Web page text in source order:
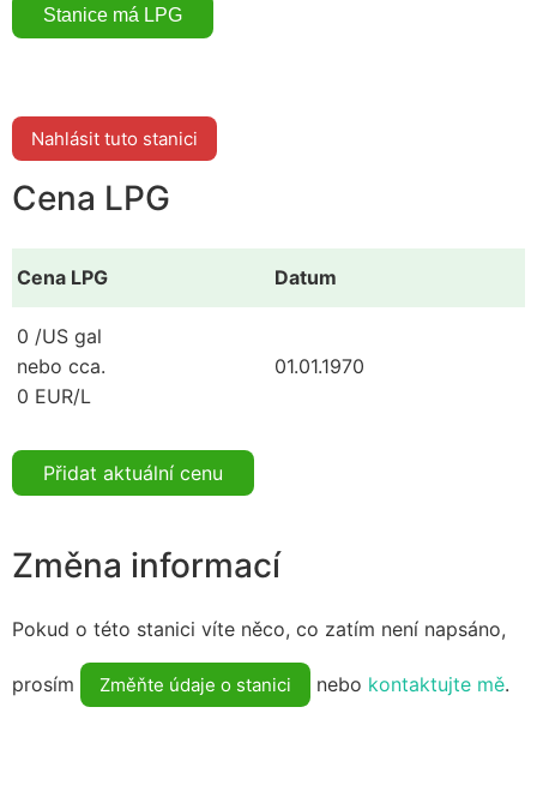
Nahlásit tuto stanici
Cena LPG
Cena LPG Datum
0 /US gal
nebo cca.
0 EUR/L
01.01.1970
Přidat aktuální cenu
Změna informací
Pokud o této stanici víte něco, co zatím není napsáno,
prosím Změňte údaje o stanici nebo kontaktujte mě.